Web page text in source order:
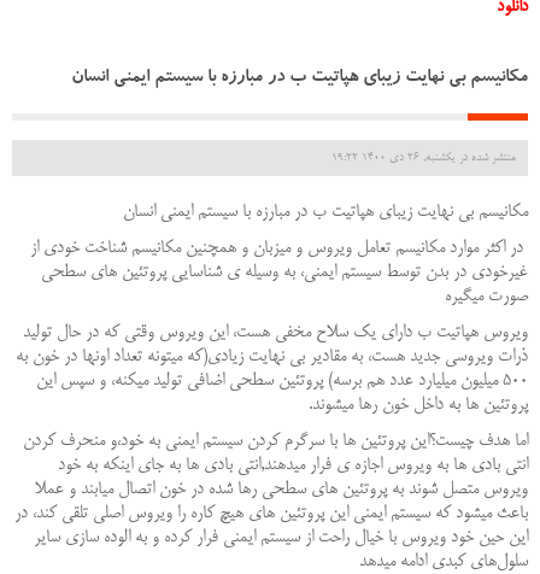
دانلود
مکانیسم بی نهایت زیبای هپاتیت ب در مبارزه با سیستم ایمنی انسان
منتشر شده در یکشنبه, 26 دی 1400 19:22
مکانیسم بی نهایت زیبای هپاتیت ب در مبارزه با سیستم ایمنی انسان
در اکثر موارد مکانیسم تعامل ویروس و میزبان و همچنین مکانیسم شناخت خودی از
غیرخودی در بدن توسط سیستم ایمنی، به وسیله ی شناسایی پروتئین های سطحی
صورت میگیره
ویروس هپاتیت ب دارای یک سلاح مخفی هست، این ویروس وقتی که در حال تولید
ذرات ویروسی جدید هست، به مقادیر بی نهایت زیادی(که میتونه تعداد اونها در خون به
۵۰۰ میلیون میلیارد عدد هم برسه) پروتئین سطحی اضافی تولید میکنه، و سپس این
پروتئین ها به داخل خون رها میشوند.
اما هدف چیست؟این پروتئین ها با سرگرم کردن سیستم ایمنی به خود،و منحرف کردن
انتی بادی ها به ویروس اجازه ی فرار میدهند,انتی بادی ها به جای اینکه به خود
ویروس متصل شوند به پروتئین های سطحی رها شده در خون اتصال میابند و عملا
باعث میشود که سیستم ایمنی این پروتئین های هیچ کاره را ویروس اصلی تلقی کند، در
این حین خود ویروس با خیال راحت از سیستم ایمنی فرار کرده و به الوده سازی سایر
سلول‌های کبدی ادامه میدهد‌